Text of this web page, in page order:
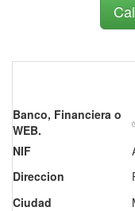
Banco, Financiera o
WEB.
NIF
Direccion
Ciudad